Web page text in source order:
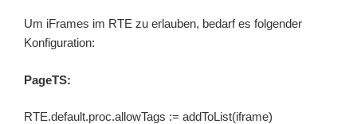
Um iFrames im RTE zu erlauben, bedarf es folgender
Konfiguration:
PageTS:
RTE.default.proc.allowTags := addToList(iframe)